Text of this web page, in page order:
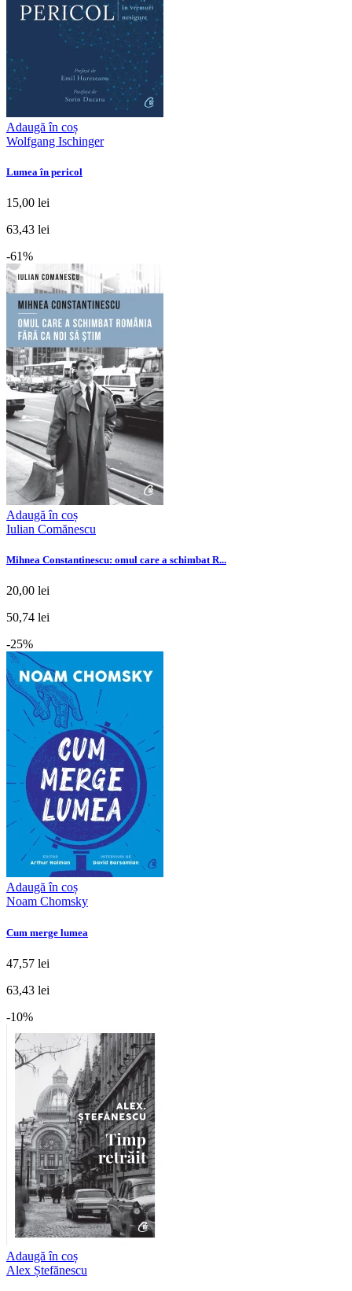
Adaugă în coș
Wolfgang Ischinger
Lumea în pericol
15,00 lei
63,43 lei
-61%
Adaugă în coș
Iulian Comănescu
Mihnea Constantinescu: omul care a schimbat R...
20,00 lei
50,74 lei
-25%
Adaugă în coș
Noam Chomsky
Cum merge lumea
47,57 lei
63,43 lei
-10%
Adaugă în coș
Alex Ștefănescu